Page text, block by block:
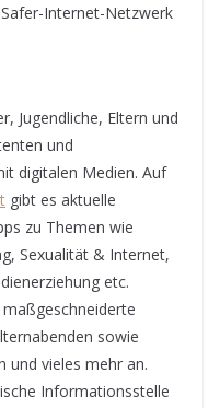
Internet-Netzwerk
Jugendliche, Eltern und
und
digitalen Medien. Auf
gibt es aktuelle
zu Themen wie
Sexualität & Internet,
etc.
sowie
und vieles mehr an.
Informationsstelle